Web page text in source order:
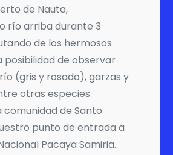
de Nauta,
río arriba durante 3
de los hermosos
posibilidad de observar
(gris y rosado), garzas y
otras especies.
comunidad de Santo
punto de entrada a
Pacaya Samiria.